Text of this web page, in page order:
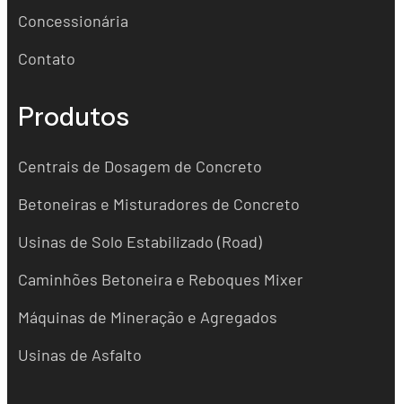
Concessionária
Contato
Produtos
Centrais de Dosagem de Concreto
Betoneiras e Misturadores de Concreto
Usinas de Solo Estabilizado (Road)
Caminhões Betoneira e Reboques Mixer
Máquinas de Mineração e Agregados
Usinas de Asfalto